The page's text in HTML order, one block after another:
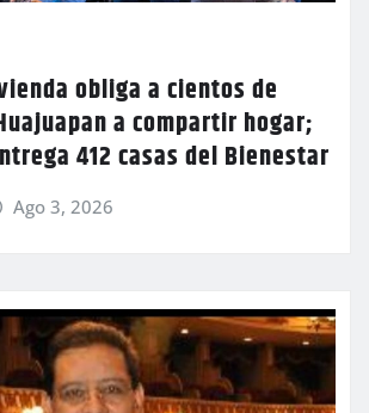
obliga a cientos de
a compartir hogar;
412 casas del Bienestar
Ago 3, 2026